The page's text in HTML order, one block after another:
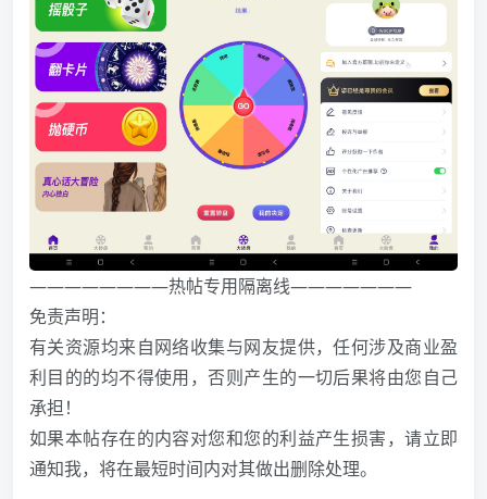
————————热帖专用隔离线———————
免责声明：
有关资源均来自网络收集与网友提供，任何涉及商业盈
利目的的均不得使用，否则产生的一切后果将由您自己
承担！
如果本帖存在的内容对您和您的利益产生损害，请立即
通知我，将在最短时间内对其做出删除处理。